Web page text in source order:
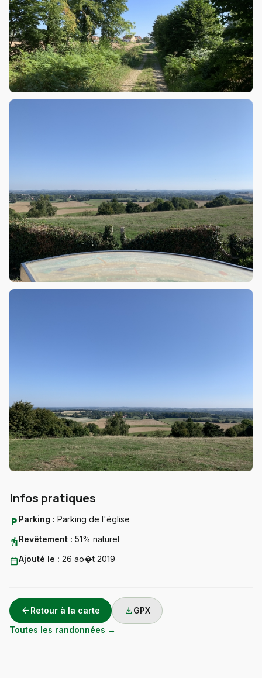
Infos pratiques
local_parking Parking : Parking de l'église
hikingRevêtement : 51% naturel
calendar_todayAjouté le : 26 ao�t 2019
arrow_back Retour à la carte downloadGPX
Toutes les randonnées →